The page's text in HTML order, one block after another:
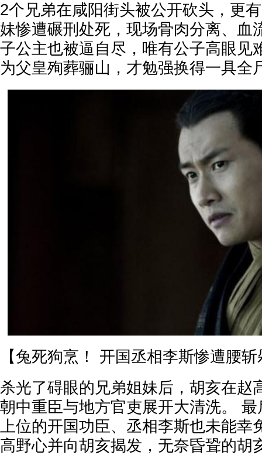
2个兄弟在咸阳街头被公开砍头，更
妹惨遭碾刑处死，现场骨肉分离、血
子公主也被逼自尽，唯有公子高眼见
为父皇殉葬骊山，才勉强换得一具全
【兔死狗烹！ 开国丞相李斯惨遭腰
杀光了碍眼的兄弟姐妹后，胡亥在赵
朝中重臣与地方官吏展开大清洗。
上位的开国功臣、丞相李斯也未能幸
高野心并向胡亥揭发，无奈昏聓的胡